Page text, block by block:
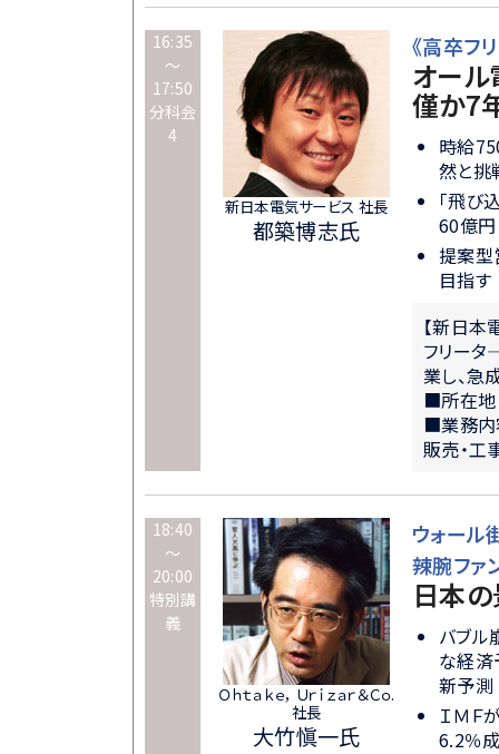
16:35
～
17:50
分科会
4
新日本電気サービス 社長
都築博志氏
《高卒フ
オー
僅か7
時給
然と挑
「飛び
60億円
提案型
目指す
【新日
フリー
業し、急
■所在
■業務内
販売・工
18:40
～
20:00
特別講
義
Ｏｈｔａｋｅ， Ｕｒｉｚａｒ＆Ｃｏ.
社長
大竹愼一氏
ウォール
辣腕ファ
日本
バブル
な経済
新予測
ＩＭＦ
6.2％